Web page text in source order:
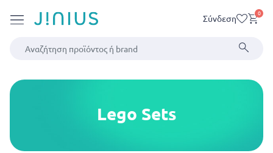
Σύνδεση 0
Lego Sets